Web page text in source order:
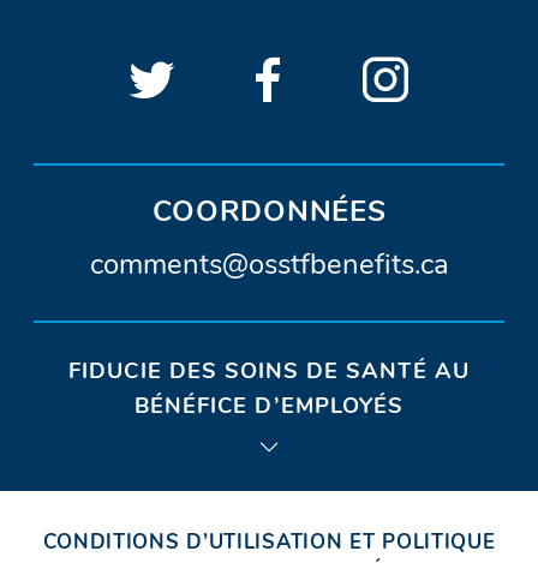
Suivre
sur
Twitter.
(Ouvrir
une
nouvelle
fenêtre)
Suivre
sur
Facebook.
(Ouvrir
une
nouvelle
fenêtre)
Suivre
surune
COORDONNÉES
A
r
s
e
comments@osstfbenefits.ca
FIDUCIE DES SOINS DE SANTÉ AU
BÉNÉFICE D’EMPLOYÉS
CONDITIONS D’UTILISATION ET POLITIQUE